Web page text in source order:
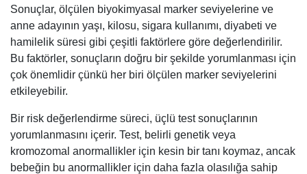
Sonuçlar, ölçülen biyokimyasal marker seviyelerine ve
anne adayının yaşı, kilosu, sigara kullanımı, diyabeti ve
hamilelik süresi gibi çeşitli faktörlere göre değerlendirilir.
Bu faktörler, sonuçların doğru bir şekilde yorumlanması için
çok önemlidir çünkü her biri ölçülen marker seviyelerini
etkileyebilir.
Bir risk değerlendirme süreci, üçlü test sonuçlarının
yorumlanmasını içerir. Test, belirli genetik veya
kromozomal anormallikler için kesin bir tanı koymaz, ancak
bebeğin bu anormallikler için daha fazla olasılığa sahip